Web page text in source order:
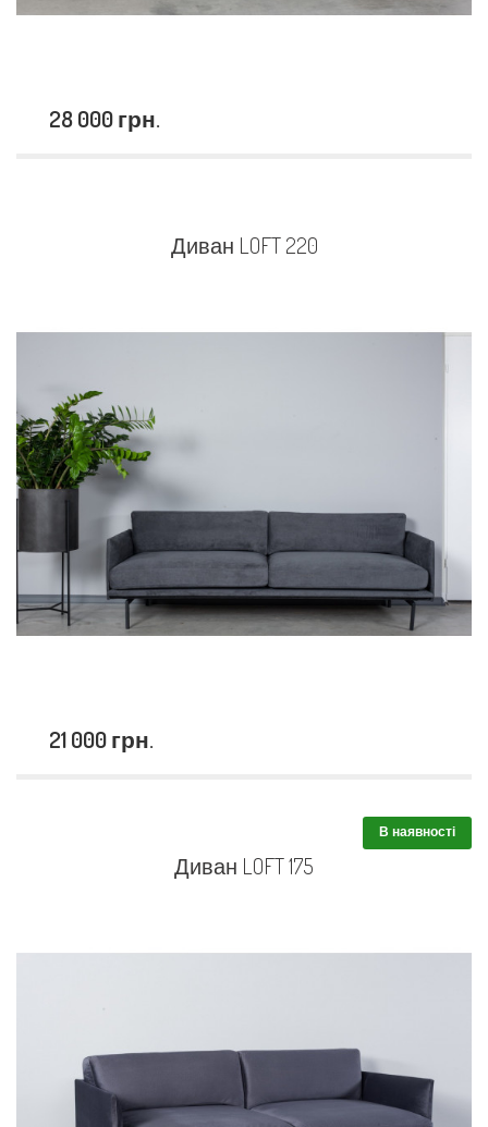
28 000 грн.
Диван LOFT 220
21 000 грн.
В наявності
Диван LOFT 175